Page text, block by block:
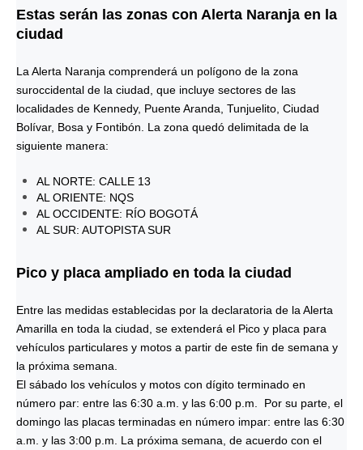
Estas serán las zonas con Alerta Naranja en la
ciudad
La Alerta Naranja comprenderá un polígono de la zona
suroccidental de la ciudad, que incluye sectores de las
localidades de Kennedy, Puente Aranda, Tunjuelito, Ciudad
Bolívar, Bosa y Fontibón. La zona quedó delimitada de la
siguiente manera:
AL NORTE: CALLE 13
AL ORIENTE: NQS
AL OCCIDENTE: RÍO BOGOTÁ
AL SUR: AUTOPISTA SUR
Pico y placa ampliado en toda la ciudad
Entre las medidas establecidas por la declaratoria de la Alerta
Amarilla en toda la ciudad, se extenderá el Pico y placa para
vehículos particulares y motos a partir de este fin de semana y
la próxima semana.
El sábado los vehículos y motos con dígito terminado en
número par: entre las 6:30 a.m. y las 6:00 p.m. Por su parte, el
domingo las placas terminadas en número impar: entre las 6:30
a.m. y las 3:00 p.m. La próxima semana, de acuerdo con el